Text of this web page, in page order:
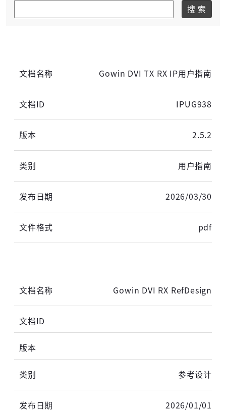
高云用户登录
同意 服务协议 。
搜 索
Gowin DVI TX RX IP用户指南
IPUG938
2.5.2
用户指南
2026/03/30
pdf
Gowin DVI RX RefDesign
参考设计
2026/01/01